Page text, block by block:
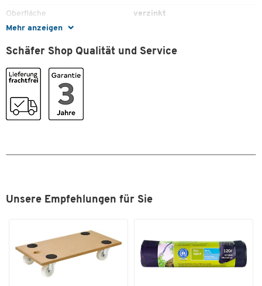
Mehr anzeigen
Oberfläche verzinkt
Tiefe [mm]
Typ Halter
Maße
Breite [mm]
Gewicht [kg]
Schäfer Shop Qualität und Service
Unsere Empfehlungen für Sie